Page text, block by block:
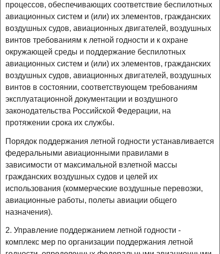
процессов, обеспечивающих соответствие беспилотных
авиационных систем и (или) их элементов, гражданских
воздушных судов, авиационных двигателей, воздушных
винтов требованиям к летной годности и к охране
окружающей среды и поддержание беспилотных
авиационных систем и (или) их элементов, гражданских
воздушных судов, авиационных двигателей, воздушных
винтов в состоянии, соответствующем требованиям
эксплуатационной документации и воздушного
законодательства Российской Федерации, на
протяжении срока их службы.
Порядок поддержания летной годности устанавливается
федеральными авиационными правилами в
зависимости от максимальной взлетной массы
гражданских воздушных судов и целей их
использования (коммерческие воздушные перевозки,
авиационные работы, полеты авиации общего
назначения).
2. Управление поддержанием летной годности -
комплекс мер по организации поддержания летной